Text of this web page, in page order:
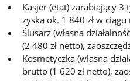
Kasjer (etat) zarabiający 3
zyska ok. 1 840 zł w ciągu
Ślusarz (własna
(2 480 zł netto),
Kosmetyczka (własna
brutto (1 620 zł netto),